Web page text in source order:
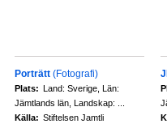
Porträtt (Fotografi)
Plats: Land: Sverige, Län:
Jämtlands län, Landskap: ...
Källa: Stiftelsen Jamtli